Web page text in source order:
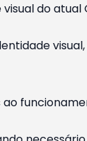
do atual